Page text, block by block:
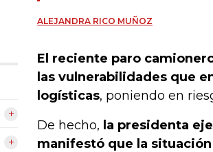
ALEJANDRA RICO MUÑOZ
El reciente paro
las vulnerabilidades que
logísticas, poniendo en
De hecho, la presidenta
manifestó que la